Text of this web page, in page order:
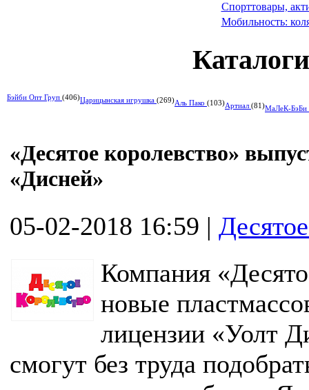
Спорттовары,
Мобильность:
Бэйби Опт Груп (406)Царицынская игрушка (269)Аль Пако (103)Артиал (81)МаЛеК-БэБи
«Десятое королевство»
«Дисней»
05-02-2018 16:59 |
Компания
новые
лицензии «Уолт
смогут без труда